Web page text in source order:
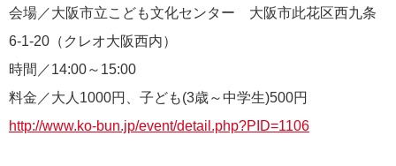
会場／大阪市立こども文化センター 大阪市此花区西九条
6-1-20（クレオ大阪西内）
時間／14:00～15:00
料金／大人1000円、子ども(3歳～中学生)500円
http://www.ko-bun.jp/event/detail.php?PID=1106